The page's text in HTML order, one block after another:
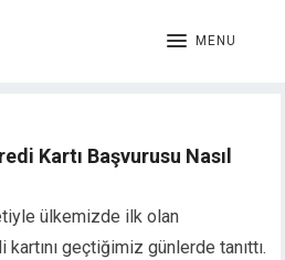
MENU
Kartı Başvurusu Nasıl
ülkemizde ilk olan
geçtiğimiz günlerde tanıttı.